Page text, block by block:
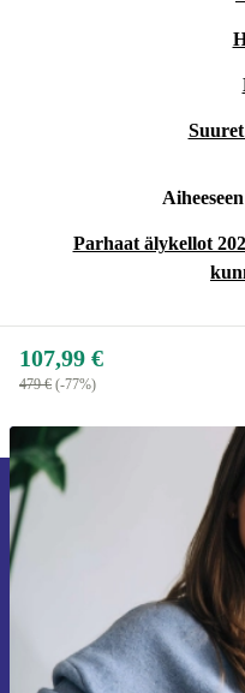
Parhaat älykellot
107,99 €
479 € (-77%)
Liity
tilaajaksi
Älä missaa